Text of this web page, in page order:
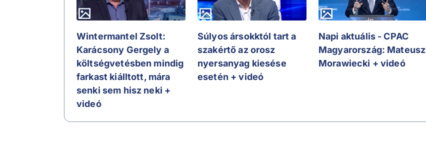
Wintermantel Zsolt:
Karácsony Gergely a
költségvetésben mindig
farkast kiálltott, mára
senki sem hisz neki +
videó
Súlyos ársokktól tart a
szakértő az orosz
nyersanyag kiesése
esetén + videó
Napi aktuális - CPAC
Magyarország: Mateusz
Morawiecki + videó